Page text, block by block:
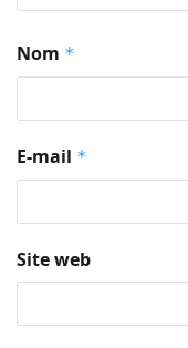
Nom *
E-mail *
Site web